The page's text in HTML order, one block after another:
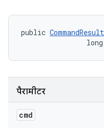
public CommandResult
पैरामीटर
cmd